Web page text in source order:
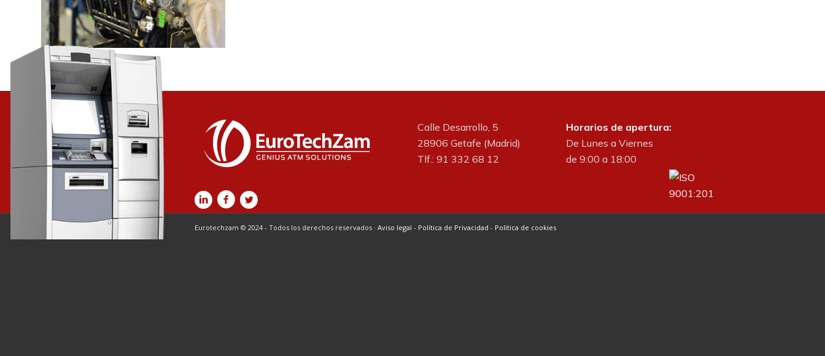
Calle Desarrollo, 5
28906 Getafe (Madrid)
Tlf.: 91 332 68 12
Horarios de apertura:
De Lunes a Viernes
de 9:00 a 18:00
Eurotechzam © 2024 - Todos los derechos reservados · Aviso legal - Política de Privacidad - Política de cookies